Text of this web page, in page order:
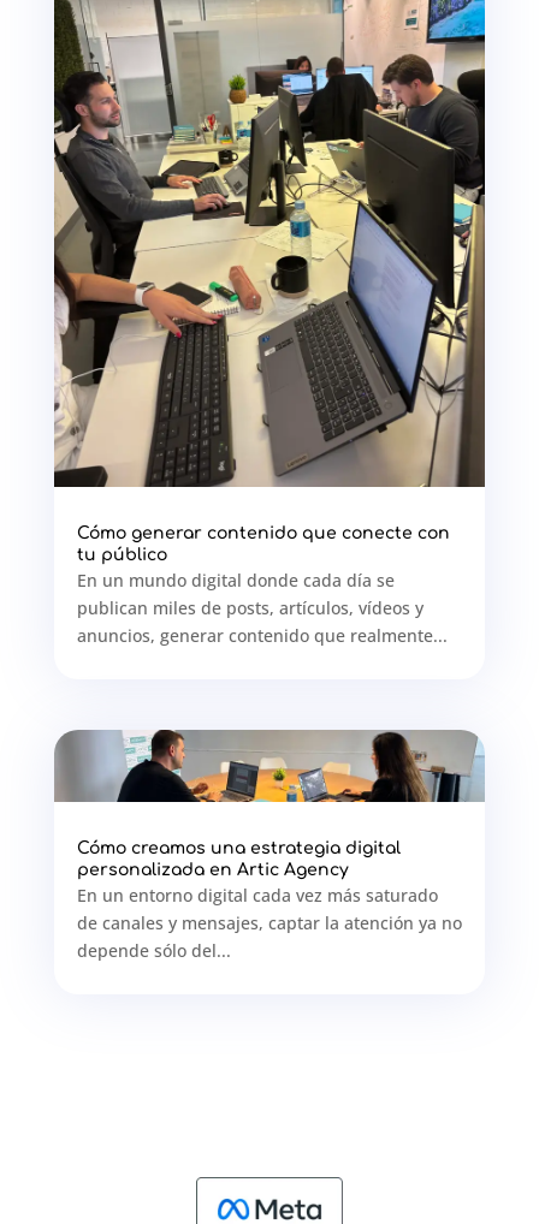
Cómo generar contenido que conecte con
tu público
En un mundo digital donde cada día se
publican miles de posts, artículos, vídeos y
anuncios, generar contenido que realmente...
Cómo creamos una estrategia digital
personalizada en Artic Agency
En un entorno digital cada vez más saturado
de canales y mensajes, captar la atención ya no
depende sólo del...